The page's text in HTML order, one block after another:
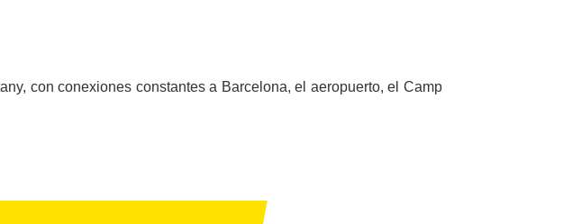
con conexiones constantes a Barcelona, ​​el aeropuerto, el Camp